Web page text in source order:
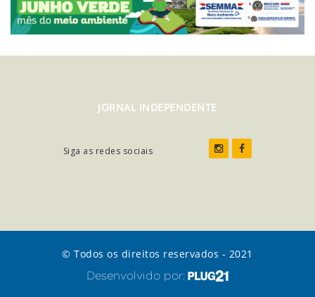
JORNAL INDEPENDENTE
Siga as redes sociais
© Todos os direitos reservados - 2021